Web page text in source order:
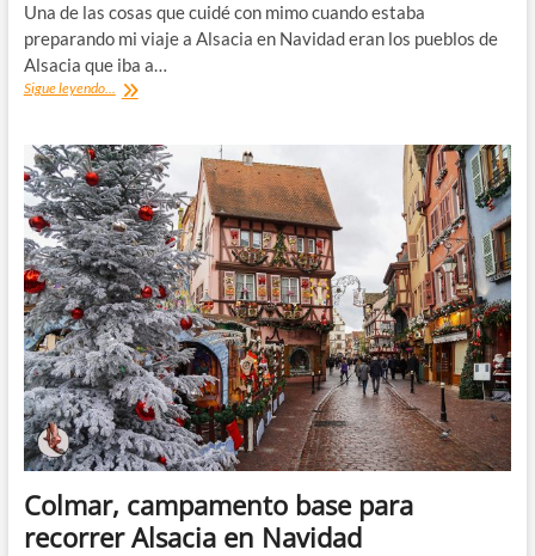
Una de las cosas que cuidé con mimo cuando estaba
preparando mi viaje a Alsacia en Navidad eran los pueblos de
Alsacia que iba a…
Sigue leyendo... Qué
Alsacia
visitar
en
Navidad
(mis
favoritos)
Colmar, campamento base para
recorrer Alsacia en Navidad